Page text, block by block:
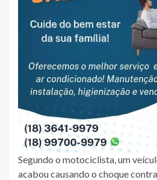
Segundo o motociclista, um
acabou causando o choque